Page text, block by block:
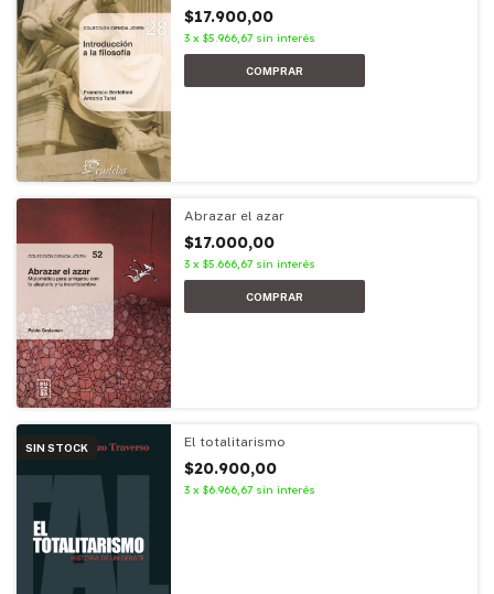
$17.900,00
3 x $5.966,67 sin interés
Abrazar el azar
$17.000,00
3 x $5.666,67 sin interés
SIN STOCK El totalitarismo
$20.900,00
3 x $6.966,67 sin interés